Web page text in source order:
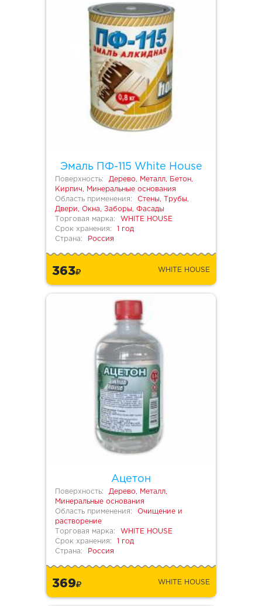
Эмаль ПФ-115 White House
Поверхность:
Дерево, Металл, Бетон,
Кирпич, Минеральные основания
Область применения:
Стены, Трубы,
Двери, Окна, Заборы, Фасады
Торговая марка:
WHITE HOUSE
Срок хранения:
1 год
Страна:
Россия
363 WHITE HOUSE
Ацетон
Поверхность:
Дерево, Металл,
Минеральные основания
Область применения:
Очищение и
растворение
Торговая марка:
WHITE HOUSE
Срок хранения:
1 год
Страна:
Россия
369 WHITE HOUSE